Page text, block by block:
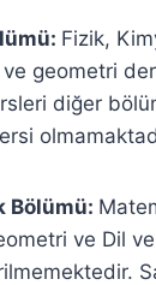
Fizik,
geometri
diğer
Bölümü:
ve Dil